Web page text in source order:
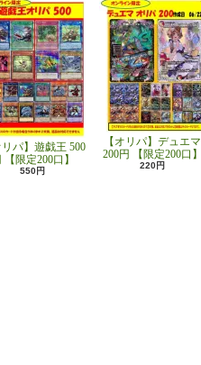
リパ】遊戯王 500
【限定200口】
550円
【オリパ】デュエマ
200円 【限定200口】
220円